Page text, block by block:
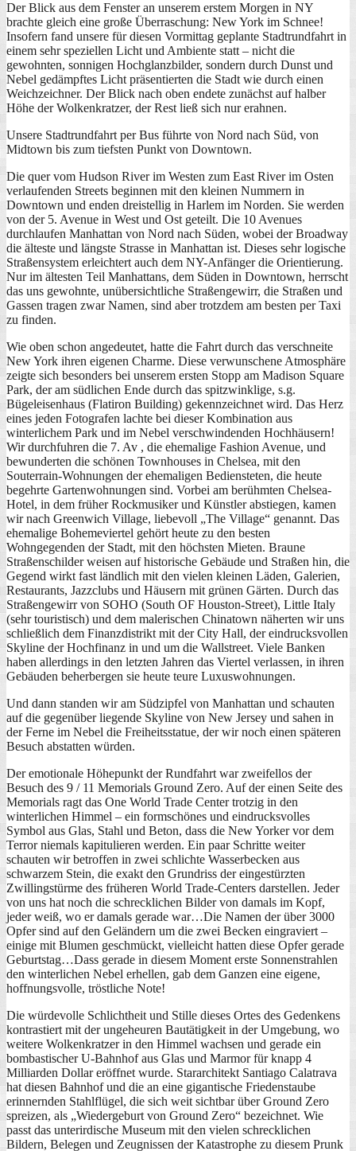
Der Blick aus dem Fenster an unserem erstem Morgen in NY
brachte gleich eine große Überraschung: New York im Schnee!
Insofern fand unsere für diesen Vormittag geplante Stadtrundfahrt in
einem sehr speziellen Licht und Ambiente statt – nicht die
gewohnten, sonnigen Hochglanzbilder, sondern durch Dunst und
Nebel gedämpftes Licht präsentierten die Stadt wie durch einen
Weichzeichner. Der Blick nach oben endete zunächst auf halber
Höhe der Wolkenkratzer, der Rest ließ sich nur erahnen.
Unsere Stadtrundfahrt per Bus führte von Nord nach Süd, von
Midtown bis zum tiefsten Punkt von Downtown.
Die quer vom Hudson River im Westen zum East River im Osten
verlaufenden Streets beginnen mit den kleinen Nummern in
Downtown und enden dreistellig in Harlem im Norden. Sie werden
von der 5. Avenue in West und Ost geteilt. Die 10 Avenues
durchlaufen Manhattan von Nord nach Süden, wobei der Broadway
die älteste und längste Strasse in Manhattan ist. Dieses sehr logische
Straßensystem erleichtert auch dem NY-Anfänger die Orientierung.
Nur im ältesten Teil Manhattans, dem Süden in Downtown, herrscht
das uns gewohnte, unübersichtliche Straßengewirr, die Straßen und
Gassen tragen zwar Namen, sind aber trotzdem am besten per Taxi
zu finden.
Wie oben schon angedeutet, hatte die Fahrt durch das verschneite
New York ihren eigenen Charme. Diese verwunschene Atmosphäre
zeigte sich besonders bei unserem ersten Stopp am Madison Square
Park, der am südlichen Ende durch das spitzwinklige, s.g.
Bügeleisenhaus (Flatiron Building) gekennzeichnet wird. Das Herz
eines jeden Fotografen lachte bei dieser Kombination aus
winterlichem Park und im Nebel verschwindenden Hochhäusern!
Wir durchfuhren die 7. Av , die ehemalige Fashion Avenue, und
bewunderten die schönen Townhouses in Chelsea, mit den
Souterrain-Wohnungen der ehemaligen Bediensteten, die heute
begehrte Gartenwohnungen sind. Vorbei am berühmten Chelsea-
Hotel, in dem früher Rockmusiker und Künstler abstiegen, kamen
wir nach Greenwich Village, liebevoll „The Village“ genannt. Das
ehemalige Bohemeviertel gehört heute zu den besten
Wohngegenden der Stadt, mit den höchsten Mieten. Braune
Straßenschilder weisen auf historische Gebäude und Straßen hin, die
Gegend wirkt fast ländlich mit den vielen kleinen Läden, Galerien,
Restaurants, Jazzclubs und Häusern mit grünen Gärten. Durch das
Straßengewirr von SOHO (South OF Houston-Street), Little Italy
(sehr touristisch) und dem malerischen Chinatown näherten wir uns
schließlich dem Finanzdistrikt mit der City Hall, der eindrucksvollen
Skyline der Hochfinanz in und um die Wallstreet. Viele Banken
haben allerdings in den letzten Jahren das Viertel verlassen, in ihren
Gebäuden beherbergen sie heute teure Luxuswohnungen.
Und dann standen wir am Südzipfel von Manhattan und schauten
auf die gegenüber liegende Skyline von New Jersey und sahen in
der Ferne im Nebel die Freiheitsstatue, der wir noch einen späteren
Besuch abstatten würden.
Der emotionale Höhepunkt der Rundfahrt war zweifellos der
Besuch des 9 / 11 Memorials Ground Zero. Auf der einen Seite des
Memorials ragt das One World Trade Center trotzig in den
winterlichen Himmel – ein formschönes und eindrucksvolles
Symbol aus Glas, Stahl und Beton, dass die New Yorker vor dem
Terror niemals kapitulieren werden. Ein paar Schritte weiter
schauten wir betroffen in zwei schlichte Wasserbecken aus
schwarzem Stein, die exakt den Grundriss der eingestürzten
Zwillingstürme des früheren World Trade-Centers darstellen. Jeder
von uns hat noch die schrecklichen Bilder von damals im Kopf,
jeder weiß, wo er damals gerade war…Die Namen der über 3000
Opfer sind auf den Geländern um die zwei Becken eingraviert –
einige mit Blumen geschmückt, vielleicht hatten diese Opfer gerade
Geburtstag…Dass gerade in diesem Moment erste Sonnenstrahlen
den winterlichen Nebel erhellen, gab dem Ganzen eine eigene,
hoffnungsvolle, tröstliche Note!
Die würdevolle Schlichtheit und Stille dieses Ortes des Gedenkens
kontrastiert mit der ungeheuren Bautätigkeit in der Umgebung, wo
weitere Wolkenkratzer in den Himmel wachsen und gerade ein
bombastischer U-Bahnhof aus Glas und Marmor für knapp 4
Milliarden Dollar eröffnet wurde. Stararchitekt Santiago Calatrava
hat diesen Bahnhof und die an eine gigantische Friedenstaube
erinnernden Stahlflügel, die sich weit sichtbar über Ground Zero
spreizen, als „Wiedergeburt von Ground Zero“ bezeichnet. Wie
passt das unterirdische Museum mit den vielen schrecklichen
Bildern, Belegen und Zeugnissen der Katastrophe zu diesem Prunk